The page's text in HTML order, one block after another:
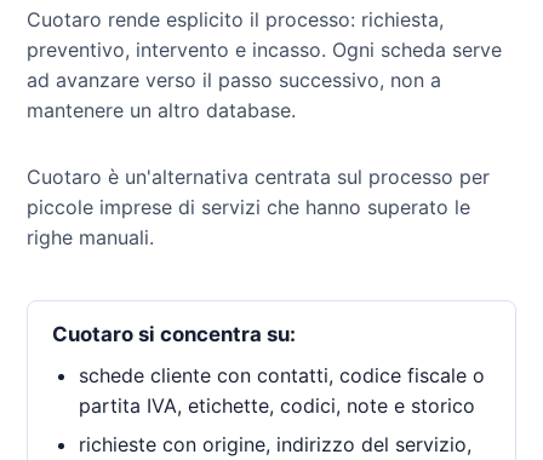
Cuotaro rende esplicito il processo: richiesta,
preventivo, intervento e incasso. Ogni scheda serve
ad avanzare verso il passo successivo, non a
mantenere un altro database.
Cuotaro è un'alternativa centrata sul processo per
piccole imprese di servizi che hanno superato le
righe manuali.
Cuotaro si concentra su:
schede cliente con contatti, codice fiscale o
partita IVA, etichette, codici, note e storico
richieste con origine, indirizzo del servizio,